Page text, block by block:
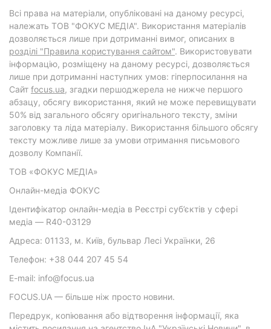
Всі права на матеріали, опубліковані на даному ресурсі,
належать ТОВ "ФОКУС МЕДІА". Використання матеріалів
дозволяється лише при дотриманні вимог, описаних в
розділі "Правила користування сайтом". Використовувати
інформацію, розміщену на даному ресурсі, дозволяється
лише при дотриманні наступних умов: гіперпосилання на
Cайт focus.ua, згадки першоджерела не нижче першого
абзацу, обсягу використання, який не може перевищувати
50% від загального обсягу оригінального тексту, зміни
заголовку та ліда матеріалу. Використання більшого обсягу
тексту можливе лише за умови отримання письмового
дозволу Компанії.
ТОВ «ФОКУС МЕДІА»
Онлайн-медіа ФОКУС
Ідентифікатор онлайн-медіа в Реєстрі суб’єктів у сфері
медіа — R40-03129
Адреса: 01133, м. Київ, бульвар Лесі Українки, 26
Телефон: +38 044 207 45 54
E-mail: info@focus.ua
FOCUS.UA — більше ніж просто новини.
Передрук, копіювання або відтворення інформації, яка